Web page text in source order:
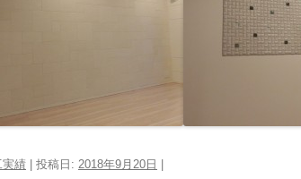
実績 | 投稿日: 2018年9月20日